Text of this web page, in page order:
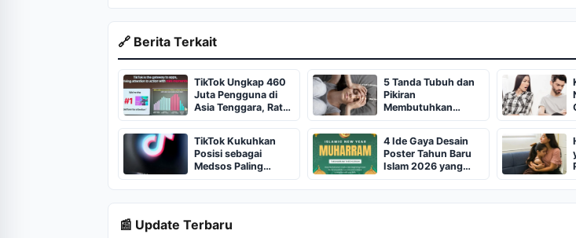
🔗 Berita Terkait
TikTok Ungkap 460
Juta Pengguna di
Asia Tenggara, Rata-
rata Buka Aplikasi 15
Kali Sehari
5 Tanda Tubuh dan
Pikiran
Membutuhkan
Istirahat Mental
TikTok Kukuhkan
Posisi sebagai
Medsos Paling
Populer di Indonesia
Versi APJII 2026
4 Ide Gaya Desain
Poster Tahun Baru
Islam 2026 yang
Estetik
📰 Update Terbaru